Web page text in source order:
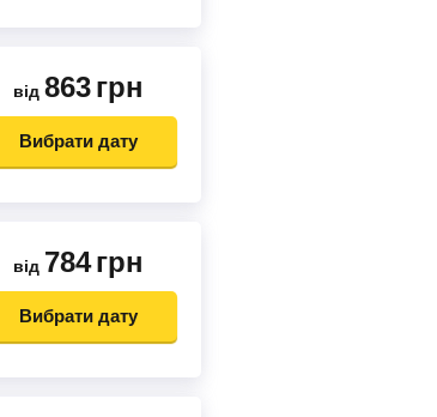
від 863грн
Вибрати дату
від 784грн
Вибрати дату